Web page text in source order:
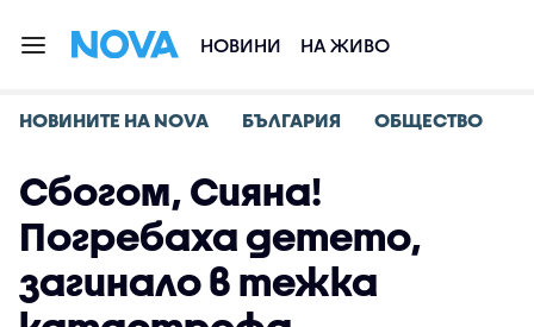
НОВИНИ НА ЖИВО
НОВИНИТЕ НА NOVA БЪЛГАРИЯ ОБЩЕСТВО
Сбогом, Сияна!
Погребаха детето,
загинало в тежка